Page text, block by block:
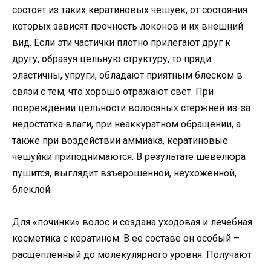
состоят из таких кератиновых чешуек, от состояния
которых зависят прочность локонов и их внешний
вид. Если эти частички плотно прилегают друг к
другу, образуя цельную структуру, то пряди
эластичны, упруги, обладают приятным блеском в
связи с тем, что хорошо отражают свет. При
повреждении цельности волосяных стержней из-за
недостатка влаги, при неаккуратном обращении, а
также при воздействии аммиака, кератиновые
чешуйки приподнимаются. В результате шевелюра
пушится, выглядит взъерошенной, неухоженной,
блеклой.
Для «починки» волос и создана уходовая и лечебная
косметика с кератином. В ее составе он особый –
расщепленный до молекулярного уровня. Получают